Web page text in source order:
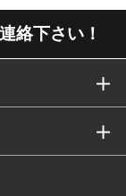
絡下さい！